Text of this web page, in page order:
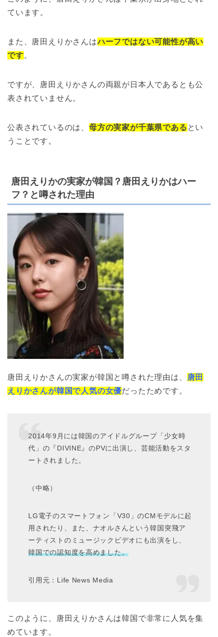
ています。
また、唐田えりかさんはハーフではない可能性が高い
です。
ですが、唐田えりかさんの両親が日本人であるとも公
表されていません。
公表されているのは、 母方の実家が千葉県である とい
うことです。
唐田えりかの実家が韓国？唐田えりかはハー
フ？と噂された理由
唐田えりかさんの実家が韓国と噂された理由は、
唐田
えりかさんが韓国で人気の女優だったためです。
2014年9月には韓国のアイドルグループ「少女時
代」の『DIVINE』のPVに出演し、芸能活動をスタ
ートされました。
（中略）
LG電子のスマートフォン「V30」のCMモデルに起
用されたり、また、ナオルさんという韓国突飛ア
ーティストのミュージックビデオにも出演をし、
韓国での認知度を高めました。
引用元：Life News Media
このように、唐田えりかさんは韓国で非常に人気を集
めています。